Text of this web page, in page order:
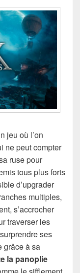
jeu où l’on
ne peut compter
ruse pour
tous plus forts
d’upgrader
multiples,
s’accrocher
traverser les
ses
grâce à sa
la panoplie